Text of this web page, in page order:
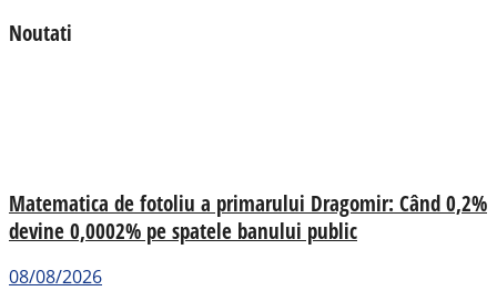
Noutati
Matematica de fotoliu a primarului Dragomir: Când 0,2%
devine 0,0002% pe spatele banului public
08/08/2026